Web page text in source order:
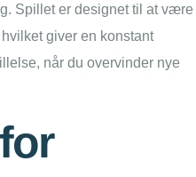
Spillet er designet til at være
giver en konstant
når du overvinder nye